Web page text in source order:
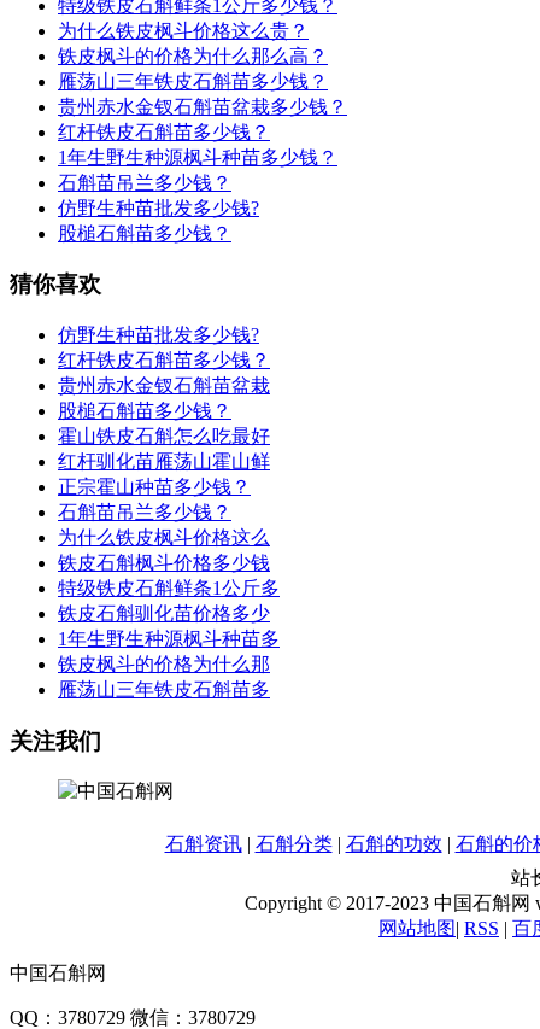
特级铁皮石斛鲜条1公斤多少钱？
为什么铁皮枫斗价格这么贵？
铁皮枫斗的价格为什么那么高？
雁荡山三年铁皮石斛苗多少钱？
贵州赤水金钗石斛苗盆栽多少钱？
红杆铁皮石斛苗多少钱？
1年生野生种源枫斗种苗多少钱？
石斛苗吊兰多少钱？
仿野生种苗批发多少钱?
股槌石斛苗多少钱？
猜你喜欢
仿野生种苗批发多少钱?
红杆铁皮石斛苗多少钱？
贵州赤水金钗石斛苗盆栽
股槌石斛苗多少钱？
霍山铁皮石斛怎么吃最好
红杆驯化苗雁荡山霍山鲜
正宗霍山种苗多少钱？
石斛苗吊兰多少钱？
为什么铁皮枫斗价格这么
铁皮石斛枫斗价格多少钱
特级铁皮石斛鲜条1公斤多
铁皮石斛驯化苗价格多少
1年生野生种源枫斗种苗多
铁皮枫斗的价格为什么那
雁荡山三年铁皮石斛苗多
关注我们
石斛资讯| 石斛分类| 石斛的功效 | 石斛的价
站
Copyright © 2017-2023 中国石斛网
网站地图| RSS | 百
中国石斛网
QQ：3780729 微信：3780729